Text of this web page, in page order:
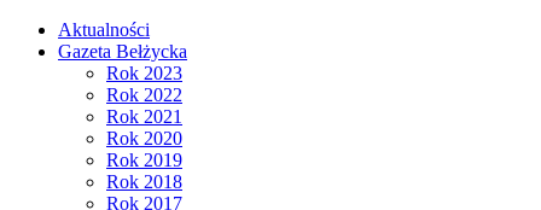
Aktualności
Gazeta Bełżycka
Rok 2023
Rok 2022
Rok 2021
Rok 2020
Rok 2019
Rok 2018
Rok 2017